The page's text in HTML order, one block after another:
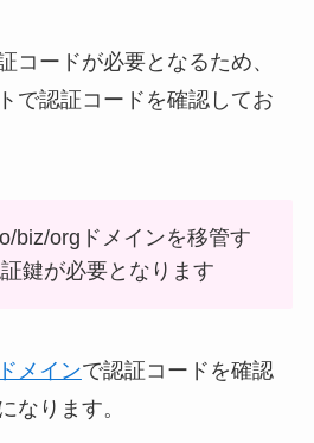
コードが必要となるため、
で認証コードを確認してお
biz/orgドメインを移管す
鍵が必要となります
メインで認証コードを確認
なります。